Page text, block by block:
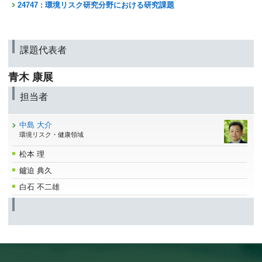
24747 : 環境リスク研究分野における研究課題
課題代表者
青木 康展
担当者
中島 大介
環境リスク・健康領域
松本 理
鑪迫 典久
白石 不二雄